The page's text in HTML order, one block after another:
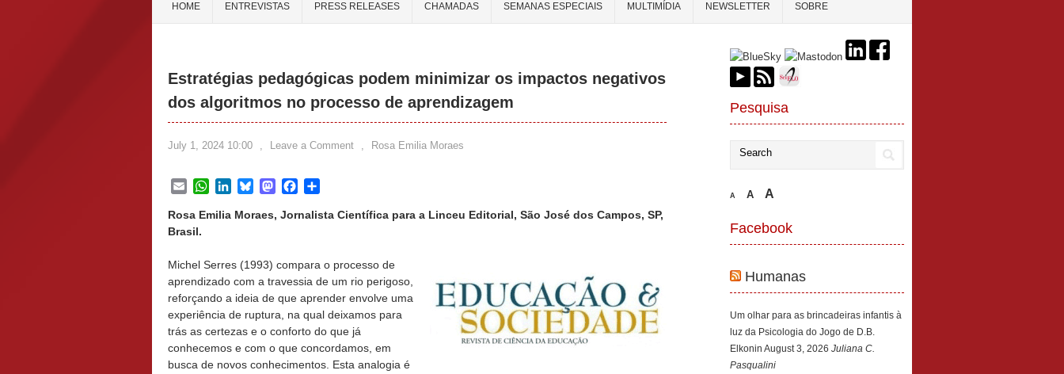
HOME ENTREVISTAS PRESS RELEASES CHAMADAS SEMANAS ESPECIAIS MULTIMÍDIA NEWSLETTER SOBRE
Estratégias pedagógicas podem minimizar os impactos negativos
dos algoritmos no processo de aprendizagem
July 1, 2024 10:00 , Leave a Comment , Rosa Emilia Moraes
EmailWhatsApp
LinkedInBlueskyMastodonFacebook
Rosa Emilia Moraes, Jornalista Científica para a Linceu Editorial, São José dos Campos, SP,
Brasil.
Michel Serres (1993) compara o processo de
aprendizado com a travessia de um rio perigoso,
reforçando a ideia de que aprender envolve uma
experiência de ruptura, na qual deixamos para
trás as certezas e o conforto do que já
conhecemos e com o que concordamos, em
busca de novos conhecimentos. Esta analogia é
Pesquisa
A A A
Facebook
Humanas
Um olhar para as brincadeiras infantis à
luz da Psicologia do Jogo de D.B.
Elkonin August 3, 2026 Juliana C.
Pasqualini